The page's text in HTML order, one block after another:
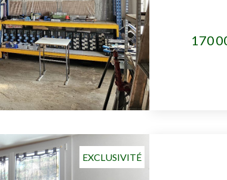
170
EXCLUSIVITÉ